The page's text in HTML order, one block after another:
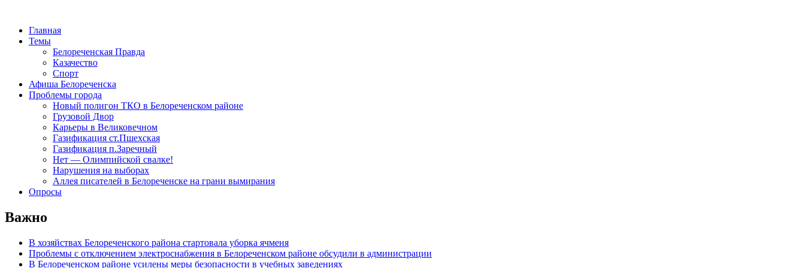
Главная
Темы
Белореченская Правда
Казачество
Спорт
Афиша Белореченска
Проблемы города
Новый полигон ТКО в Белореченском районе
Грузовой Двор
Карьеры в Великовечном
Газификация ст.Пшехская
Газификация п.Заречный
Нет — Олимпийской свалке!
Нарушения на выборах
Аллея писателей в Белореченске на грани вымирания
Опросы
Важно
В хозяйствах Белореченского района стартовала уборка ячменя
Проблемы с отключением электроснабжения в Белореченском районе обсудили в администрации
В Белореченском районе усилены меры безопасности в учебных заведениях